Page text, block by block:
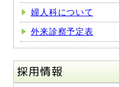
婦人科について
外来診察予定表
採用情報